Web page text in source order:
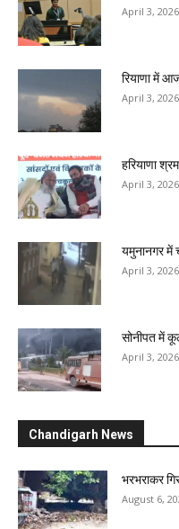
April 3, 2026
रियाणा में
April 3, 2026
हरियाणा
April 3, 2026
यमुनानगर में
April 3, 2026
सोनीपत में
April 3, 2026
Chandigarh News
भरभराकर
August 6,